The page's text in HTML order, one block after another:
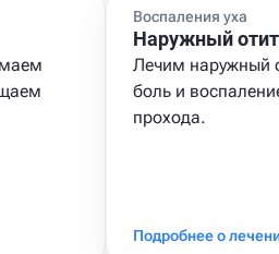
Воспаления уха
Наружный отит
Лечим наружный
боль и
прохода.
Подробнее о